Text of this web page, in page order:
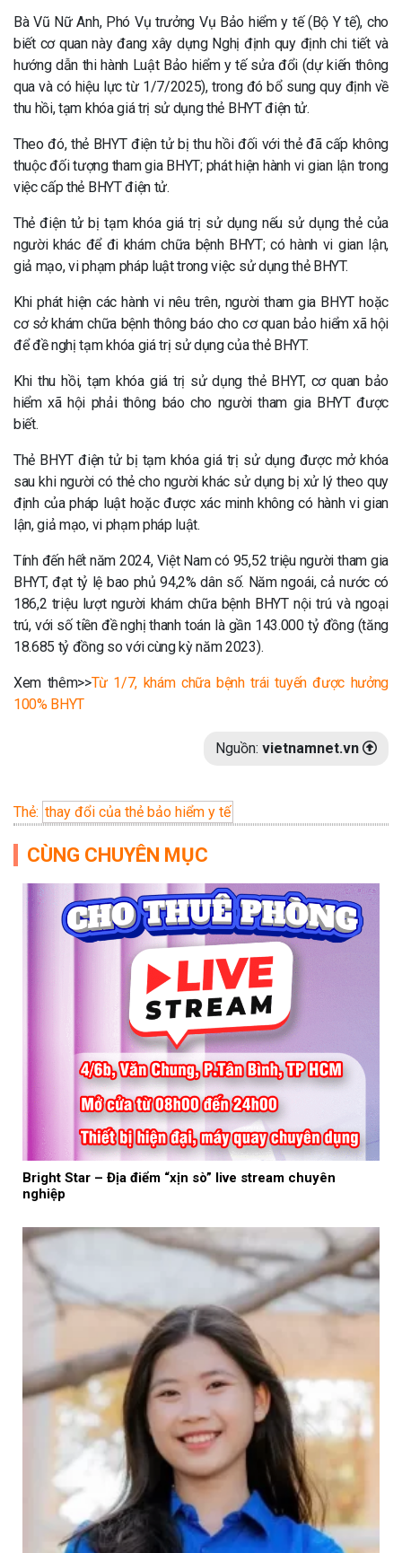
Bà Vũ Nữ Anh, Phó Vụ trưởng Vụ Bảo hiểm y tế (Bộ Y tế), cho
biết cơ quan này đang xây dựng Nghị định quy định chi tiết và
hướng dẫn thi hành Luật Bảo hiểm y tế sửa đổi (dự kiến thông
qua và có hiệu lực từ 1/7/2025), trong đó bổ sung quy định về
thu hồi, tạm khóa giá trị sử dụng thẻ BHYT điện tử.
Theo đó, thẻ BHYT điện tử bị thu hồi đối với thẻ đã cấp không
thuộc đối tượng tham gia BHYT; phát hiện hành vi gian lận trong
việc cấp thẻ BHYT điện tử.
Thẻ điện tử bị tạm khóa giá trị sử dụng nếu sử dụng thẻ của
người khác để đi khám chữa bệnh BHYT; có hành vi gian lận,
giả mạo, vi phạm pháp luật trong việc sử dụng thẻ BHYT.
Khi phát hiện các hành vi nêu trên, người tham gia BHYT hoặc
cơ sở khám chữa bệnh thông báo cho cơ quan bảo hiểm xã hội
để đề nghị tạm khóa giá trị sử dụng của thẻ BHYT.
Khi thu hồi, tạm khóa giá trị sử dụng thẻ BHYT, cơ quan bảo
hiểm xã hội phải thông báo cho người tham gia BHYT được
biết.
Thẻ BHYT điện tử bị tạm khóa giá trị sử dụng được mở khóa
sau khi người có thẻ cho người khác sử dụng bị xử lý theo quy
định của pháp luật hoặc được xác minh không có hành vi gian
lận, giả mạo, vi phạm pháp luật.
Tính đến hết năm 2024, Việt Nam có 95,52 triệu người tham gia
BHYT, đạt tỷ lệ bao phủ 94,2% dân số. Năm ngoái, cả nước có
186,2 triệu lượt người khám chữa bệnh BHYT nội trú và ngoại
trú, với số tiền đề nghị thanh toán là gần 143.000 tỷ đồng (tăng
18.685 tỷ đồng so với cùng kỳ năm 2023).
Xem thêm>>Từ 1/7, khám chữa bệnh trái tuyến được hưởng
100% BHYT
Nguồn: vietnamnet.vn
Thẻ: thay đổi của thẻ bảo hiểm y tế
CÙNG CHUYÊN MỤC
Bright Star – Địa điểm “xịn sò” live stream chuyên
nghiệp